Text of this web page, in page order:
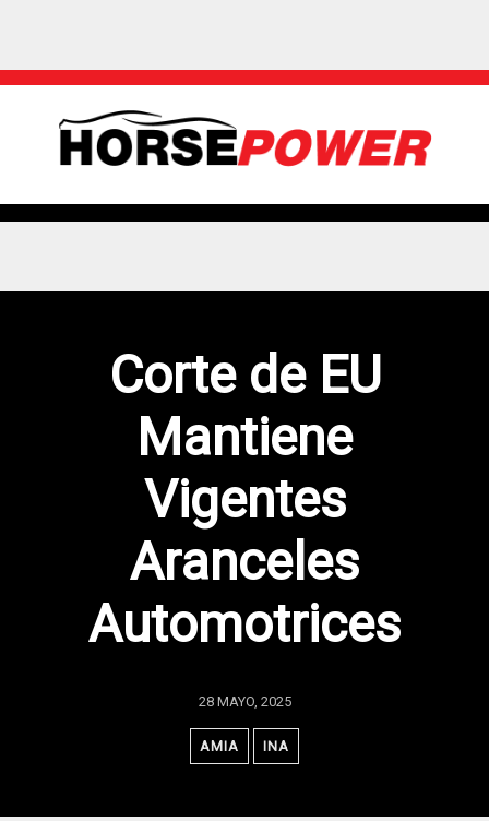
Corte de EU
Mantiene
Vigentes
Aranceles
Automotrices
28 MAYO, 2025
AMIA INA